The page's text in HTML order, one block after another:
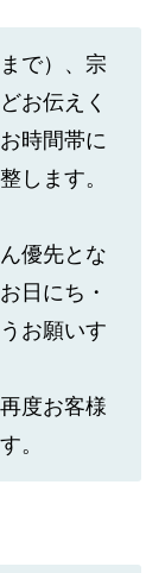
で）、宗
お伝えく
時間帯に
します。
優先とな
日にち・
お願いす
度お客様
。